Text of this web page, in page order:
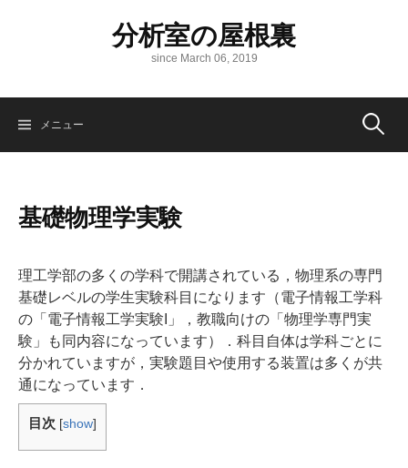
キ
分析室の屋根裏
since March 06, 2019
メニュー 検
基礎物理学実験
理工学部の多くの学科で開講されている，物理系の専門
基礎レベルの学生実験科目になります（電子情報工学科
の「電子情報工学実験I」，教職向けの「物理学専門実
験」も同内容になっています）．科目自体は学科ごとに
分かれていますが，実験題目や使用する装置は多くが共
通になっています．
目次 [show]